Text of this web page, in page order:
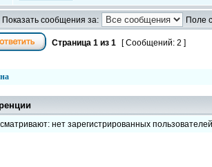
Показать сообщения за: Поле
Страница 1 из 1 [ Сообщений: 2 ]
нет зарегистрированных пользователей